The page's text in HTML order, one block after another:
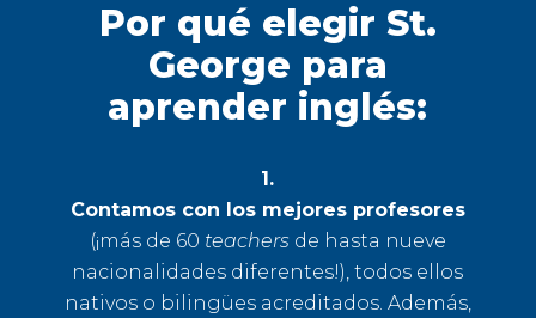
Por qué elegir St.
George para
aprender inglés:
1.
Contamos con los mejores profesores
(¡más de 60 teachers de hasta nueve
nacionalidades diferentes!), todos ellos
nativos o bilingües acreditados. Además,